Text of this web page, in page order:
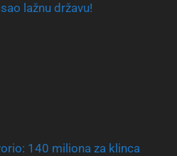
lažnu državu!
140 miliona za klinca